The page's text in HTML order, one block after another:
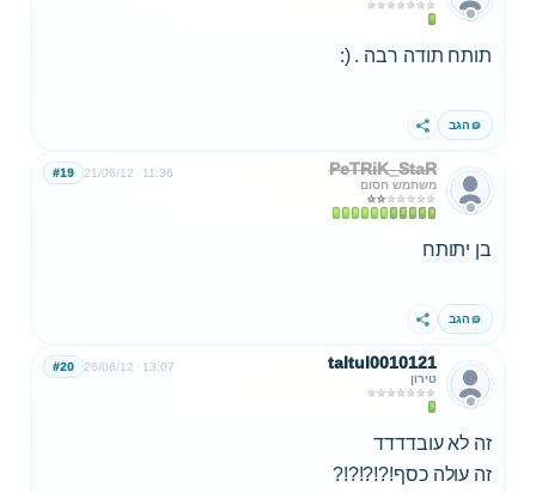
תותח תודה רבה . (:
הגב שתף
PeTRiK_StaR
משתמש חסום
21/06/12 11:36
#19
בן יתותח
הגב שתף
taltul0010121
טירון
26/06/12 13:07
#20
זה לא עובדדדד
זה עולה כסף!?!?!?!?